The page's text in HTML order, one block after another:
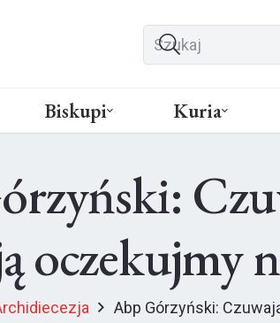
Biskupi Kuria
oczekujmy
Abp Górzyński: